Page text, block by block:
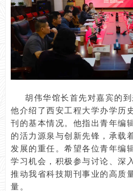
胡伟华馆长首先对嘉宾的到
他介绍了西安工程大学办学历
刊的基本情况。他指出青年编
的活力源泉与创新先锋，承载
发展的重任。希望各位青年编
学习机会，积极参与讨论、深
推动我省科技期刊事业的高质
量。